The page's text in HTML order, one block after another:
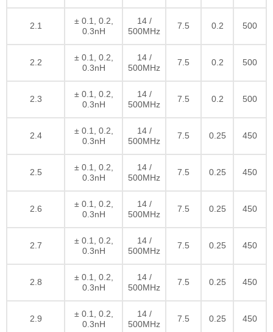
2.1
± 0.1, 0.2,
0.3nH
14 /
500MHz
7.5 0.2 500
2.2
± 0.1, 0.2,
0.3nH
14 /
500MHz
7.5 0.2 500
2.3
± 0.1, 0.2,
0.3nH
14 /
500MHz
7.5 0.2 500
2.4
± 0.1, 0.2,
0.3nH
14 /
500MHz
7.5 0.25 450
2.5
± 0.1, 0.2,
0.3nH
14 /
500MHz
7.5 0.25 450
2.6
± 0.1, 0.2,
0.3nH
14 /
500MHz
7.5 0.25 450
2.7
± 0.1, 0.2,
0.3nH
14 /
500MHz
7.5 0.25 450
2.8
± 0.1, 0.2,
0.3nH
14 /
500MHz
7.5 0.25 450
2.9
± 0.1, 0.2,
0.3nH
14 /
500MHz
7.5 0.25 450